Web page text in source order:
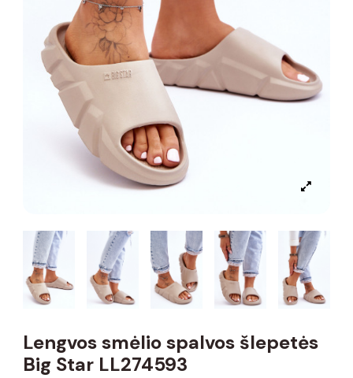
Lengvos smėlio spalvos šlepetės
Big Star LL274593